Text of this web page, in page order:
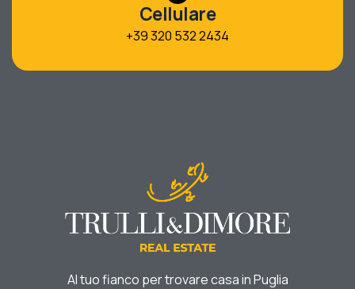
Cellulare
+39 320 532 2434
Al tuo fianco per trovare casa in Puglia